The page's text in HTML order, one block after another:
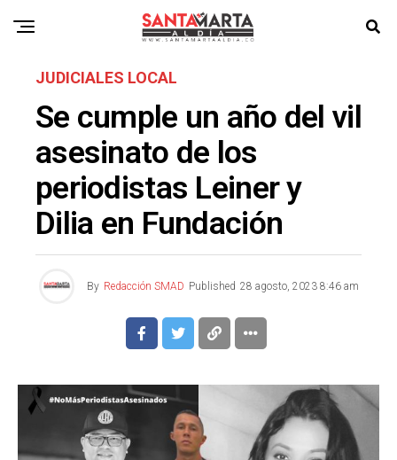
JUDICIALES LOCAL
Se cumple un año del vil
asesinato de los
periodistas Leiner y
Dilia en Fundación
By Redacción SMAD Published 28 agosto, 2023 8:46 am